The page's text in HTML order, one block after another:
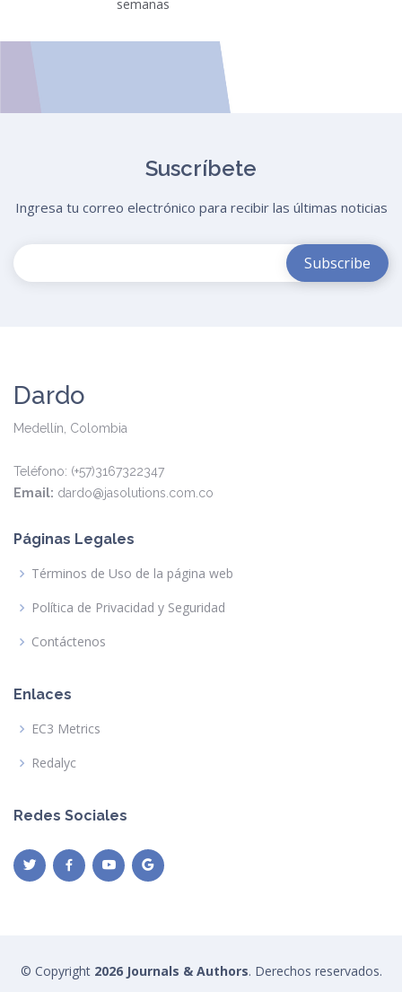
semanas
Suscríbete
Ingresa tu correo electrónico para recibir las últimas noticias
Dardo
Medellín, Colombia
Teléfono: (+57)3167322347
Email: dardo@jasolutions.com.co
Páginas Legales
Términos de Uso de la página web
Política de Privacidad y Seguridad
Contáctenos
Enlaces
EC3 Metrics
Redalyc
Redes Sociales
© Copyright 2026 Journals & Authors. Derechos reservados.